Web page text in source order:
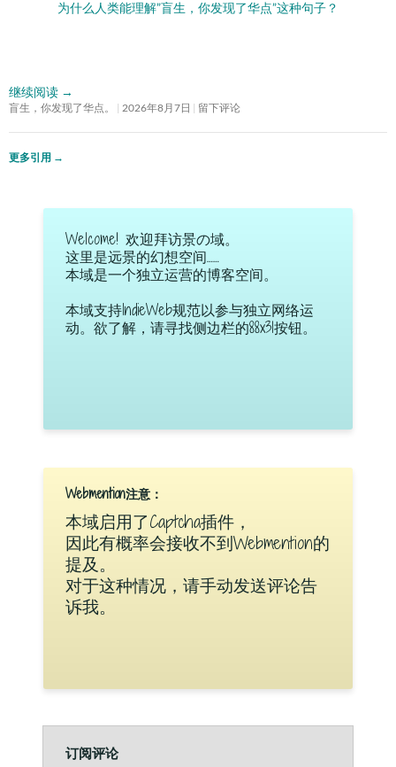
为什么人类能理解”盲生，你发现了华点”这种句子？
继续阅读 →
盲生，你发现了华点。 2026年8月7日 留下评论
更多引用 →
Welcome! 欢迎拜访景の域。
这里是远景的幻想空间……
本域是一个独立运营的博客空间。
本域支持IndieWeb规范以参与独立网络运
动。欲了解，请寻找侧边栏的88x31按钮。
Webmention注意：
本域启用了Captcha插件，
因此有概率会接收不到Webmention的
提及。
对于这种情况，请手动发送评论告
诉我。
订阅评论